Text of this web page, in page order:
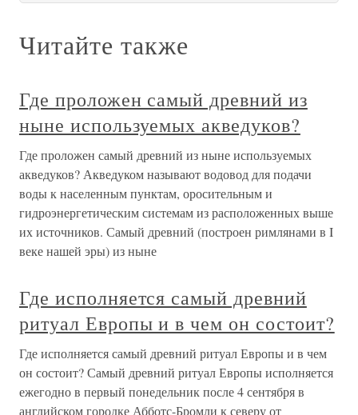
Читайте также
Где проложен самый древний из
ныне используемых акведуков?
Где проложен самый древний из ныне используемых
акведуков? Акведуком называют водовод для подачи
воды к населенным пунктам, оросительным и
гидроэнергетическим системам из расположенных выше
их источников. Самый древний (построен римлянами в I
веке нашей эры) из ныне
Где исполняется самый древний
ритуал Европы и в чем он состоит?
Где исполняется самый древний ритуал Европы и в чем
он состоит? Самый древний ритуал Европы исполняется
ежегодно в первый понедельник после 4 сентября в
английском городке Абботс-Бромли к северу от